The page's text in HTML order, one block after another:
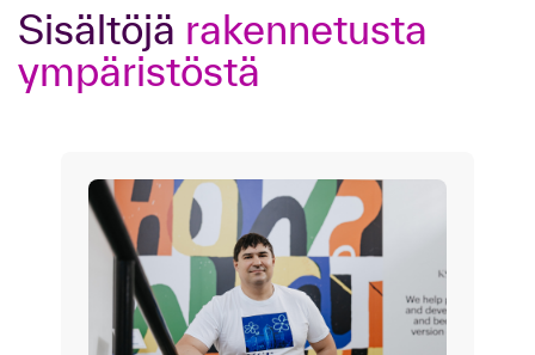
Sisältöjä rakennetusta
ympäristöstä